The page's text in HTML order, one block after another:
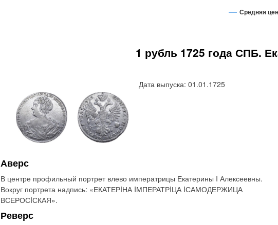
Средняя
1 рубль 1725 года СПБ.
Дата выпуска: 01.01.1725
Аверс
В центре профильный портрет влево императрицы Екатерины I Алексеевны.
Вокруг портрета надпись: «ЕКАТЕРIНА IМПЕРАТРIЦА IСАМОДЕРЖИЦА
ВСЕРОСIСКАЯ».
Реверс